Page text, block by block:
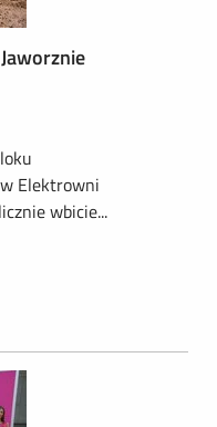
Elektrowni
wbicie...